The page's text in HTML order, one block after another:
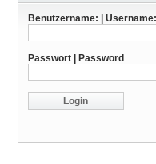
Benutzername: | Username:
Passwort | Password